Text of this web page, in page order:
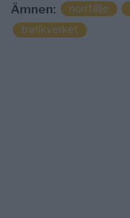
Ämnen: norrtälje
trafikverket